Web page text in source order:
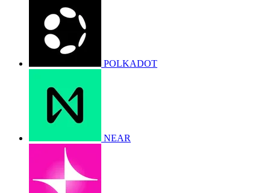
POLKADOT
NEAR